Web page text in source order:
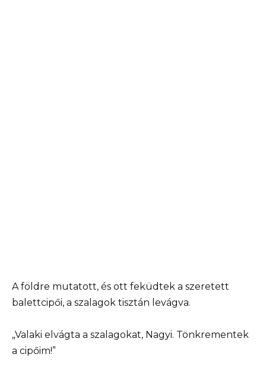
A földre mutatott, és ott feküdtek a szeretett
balettcipői, a szalagok tisztán levágva.
„Valaki elvágta a szalagokat, Nagyi. Tönkrementek
a cipőim!”